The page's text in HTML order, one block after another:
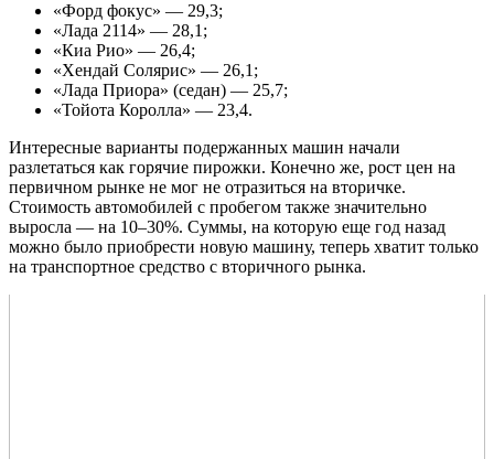
«Форд фокус» — 29,3;
«Лада 2114» — 28,1;
«Киа Рио» — 26,4;
«Хендай Солярис» — 26,1;
«Лада Приора» (седан) — 25,7;
«Тойота Королла» — 23,4.
Интересные варианты подержанных машин начали
разлетаться как горячие пирожки. Конечно же, рост цен на
первичном рынке не мог не отразиться на вторичке.
Стоимость автомобилей с пробегом также значительно
выросла — на 10–30%. Суммы, на которую еще год назад
можно было приобрести новую машину, теперь хватит только
на транспортное средство с вторичного рынка.